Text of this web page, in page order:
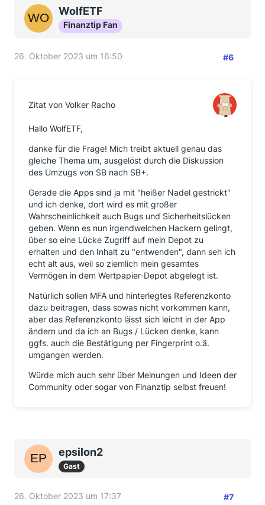
WolfETF
Finanztip Fan
26. Oktober 2023 um 16:50 #6
Zitat von Volker Racho
Hallo WolfETF,
danke für die Frage! Mich treibt aktuell genau das
gleiche Thema um, ausgelöst durch die Diskussion
des Umzugs von SB nach SB+.
Gerade die Apps sind ja mit "heißer Nadel gestrickt"
und ich denke, dort wird es mit großer
Wahrscheinlichkeit auch Bugs und Sicherheitslücken
geben. Wenn es nun irgendwelchen Hackern gelingt,
über so eine Lücke Zugriff auf mein Depot zu
erhalten und den Inhalt zu "entwenden", dann seh ich
echt alt aus, weil so ziemlich mein gesamtes
Vermögen in dem Wertpapier-Depot abgelegt ist.
Natürlich sollen MFA und hinterlegtes Referenzkonto
dazu beitragen, dass sowas nicht vorkommen kann,
aber das Referenzkonto lässt sich leicht in der App
ändern und da ich an Bugs / Lücken denke, kann
ggfs. auch die Bestätigung per Fingerprint o.ä.
umgangen werden.
Würde mich auch sehr über Meinungen und Ideen der
Community oder sogar von Finanztip selbst freuen!
epsilon2
Gast
26. Oktober 2023 um 17:37 #7